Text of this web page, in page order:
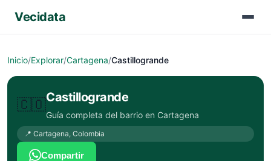
Vecidata
Inicio/Explorar/Cartagena/Castillogrande
🇨🇴Castillogrande
Guía completa del barrio en Cartagena
📍 Cartagena, Colombia
Compartir